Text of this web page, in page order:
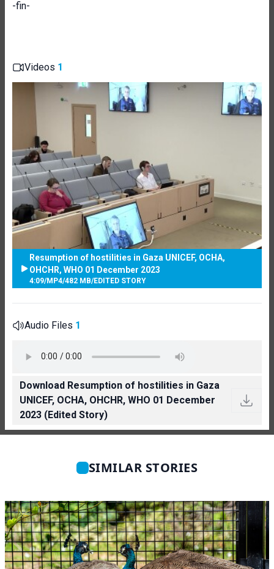
-fin-
Videos 1
Resumption of hostilities in Gaza UNICEF, OCHA,
OHCHR, WHO 01 December 2023
4:09/MP4/482 MB/EDITED STORY
Audio Files 1
Download Resumption of hostilities in Gaza
UNICEF, OCHA, OHCHR, WHO 01 December
2023 (Edited Story)
SIMILAR STORIES